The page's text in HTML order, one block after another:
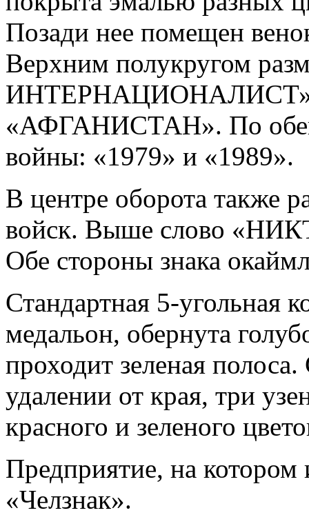
Позади нее помещен
Верхним полукругом
ИНТЕРНАЦИОНАЛИСТ».
«АФГАНИСТАН». По
войны: «1979» и «1989».
В центре оборота также
войск. Выше слово
Обе стороны знака
Стандартная 5-угольная
медальон, обернута
проходит зеленая
удалении от края, три
красного и зеленого
Предприятие, на
«Челзнак».